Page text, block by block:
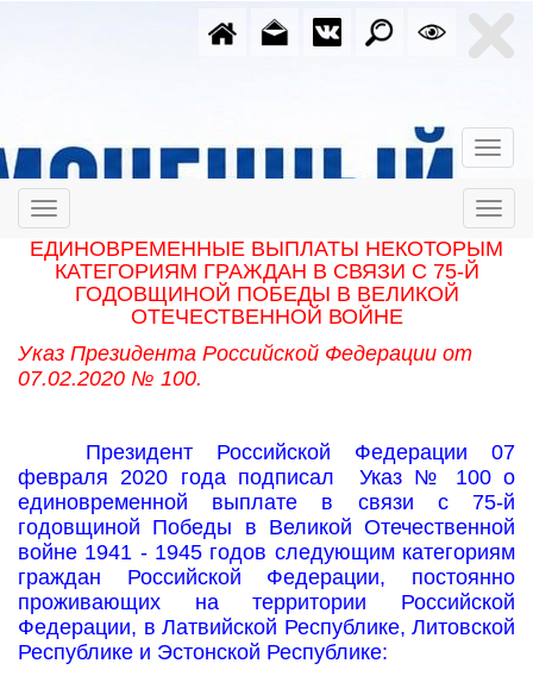
ЕДИНОВРЕМЕННЫЕ ВЫПЛАТЫ НЕКОТОРЫМ
КАТЕГОРИЯМ ГРАЖДАН В СВЯЗИ С 75-Й
ГОДОВЩИНОЙ ПОБЕДЫ В ВЕЛИКОЙ
ОТЕЧЕСТВЕННОЙ ВОЙНЕ
Указ Президента Российской Федерации от
07.02.2020 № 100.
Президент Российской Федерации 07
февраля 2020 года подписал Указ № 100 о
единовременной выплате в связи с 75-й
годовщиной Победы в Великой Отечественной
войне 1941 - 1945 годов следующим категориям
граждан Российской Федерации, постоянно
проживающих на территории Российской
Федерации, в Латвийской Республике, Литовской
Республике и Эстонской Республике: